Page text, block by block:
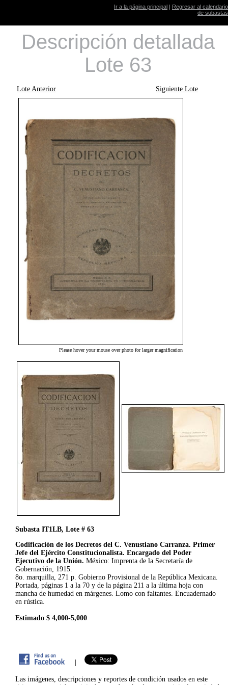
Ir a la página principal | Regresar al calendario
de subastas
Descripción detallada
Lote 63
Lote Anterior Siguiente Lote
Please hover your mouse over photo for larger magnification
Subasta IT1LB, Lote # 63
Codificación de los Decretos del C. Venustiano Carranza. Primer
Jefe del Ejército Constitucionalista. Encargado del Poder
Ejecutivo de la Unión. México: Imprenta de la Secretaría de
Gobernación, 1915.
8o. marquilla, 271 p. Gobierno Provisional de la República Mexicana.
Portada, páginas 1 a la 70 y de la página 211 a la última hoja con
mancha de humedad en márgenes. Lomo con faltantes. Encuadernado
en rústica.
Estimado $ 4,000-5,000
|
Las imágenes, descripciones y reportes de condición usados en este